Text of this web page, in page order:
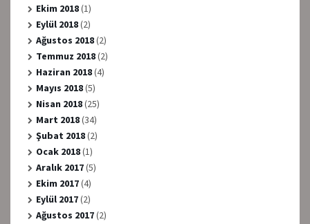
Ekim 2018(1)
Eylül 2018(2)
Ağustos 2018(2)
Temmuz 2018(2)
Haziran 2018(4)
Mayıs 2018(5)
Nisan 2018(25)
Mart 2018(34)
Şubat 2018(2)
Ocak 2018(1)
Aralık 2017(5)
Ekim 2017(4)
Eylül 2017(2)
Ağustos 2017(2)